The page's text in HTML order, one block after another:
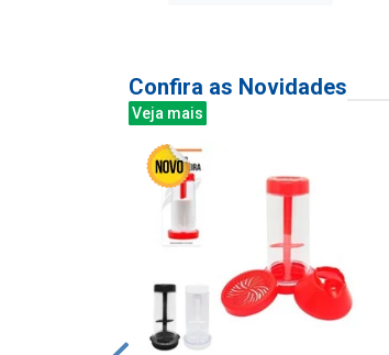
Confira as Novidades
Veja mais